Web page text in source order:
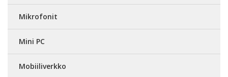
Mikrofonit
Mini PC
Mobiiliverkko